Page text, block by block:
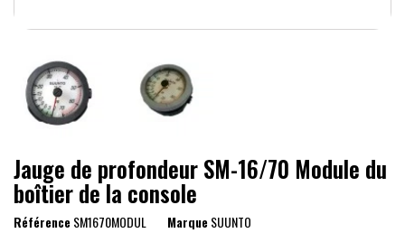
Jauge de profondeur SM-16/70 Module du
boîtier de la console
RéférenceSM1670MODUL MarqueSUUNTO